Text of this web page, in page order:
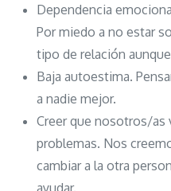
Dependencia
Por miedo a no estar
tipo de relación
Baja autoestima.
a nadie mejor.
Creer que nosotros/as
problemas. Nos
cambiar a la otra
ayudar.